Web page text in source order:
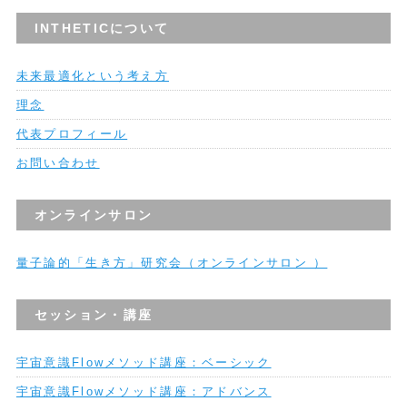
INTHETICについて
未来最適化という考え方
理念
代表プロフィール
お問い合わせ
オンラインサロン
量子論的「生き方」研究会（オンラインサロン ）
セッション・講座
宇宙意識Flowメソッド講座：ベーシック
宇宙意識Flowメソッド講座：アドバンス